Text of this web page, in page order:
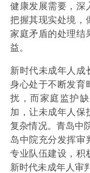
健康发展需要，深
把握其现实处境，
家庭矛盾的处理结
益。
新时代未成年人成
身心处于不断发育
扰，而家庭监护
加，让未成年人保
复杂情况。青岛中
岛中院充分发挥审
专业队伍建设，积
新时代未成年人审